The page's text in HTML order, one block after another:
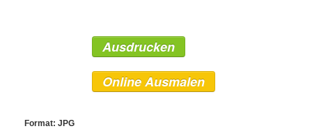
Ausdrucken
Online Ausmalen
Format: JPG